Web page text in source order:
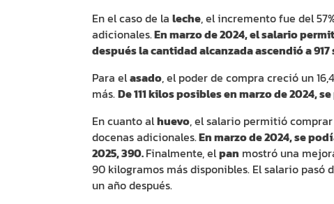
En el caso de la leche, el incremento fue del
adicionales.En marzo de 2024, el salario
después la cantidad alcanzada ascendió a 917
Para elasado, el poder de compra creció un
más.De 111 kilos posibles en marzo de 2024,
En cuanto alhuevo, el salario permitió
docenas adicionales.En marzo de 2024, se
2025, 390.Finalmente, elpan mostró una
90 kilogramos más disponibles. El salario pasó
un año después.